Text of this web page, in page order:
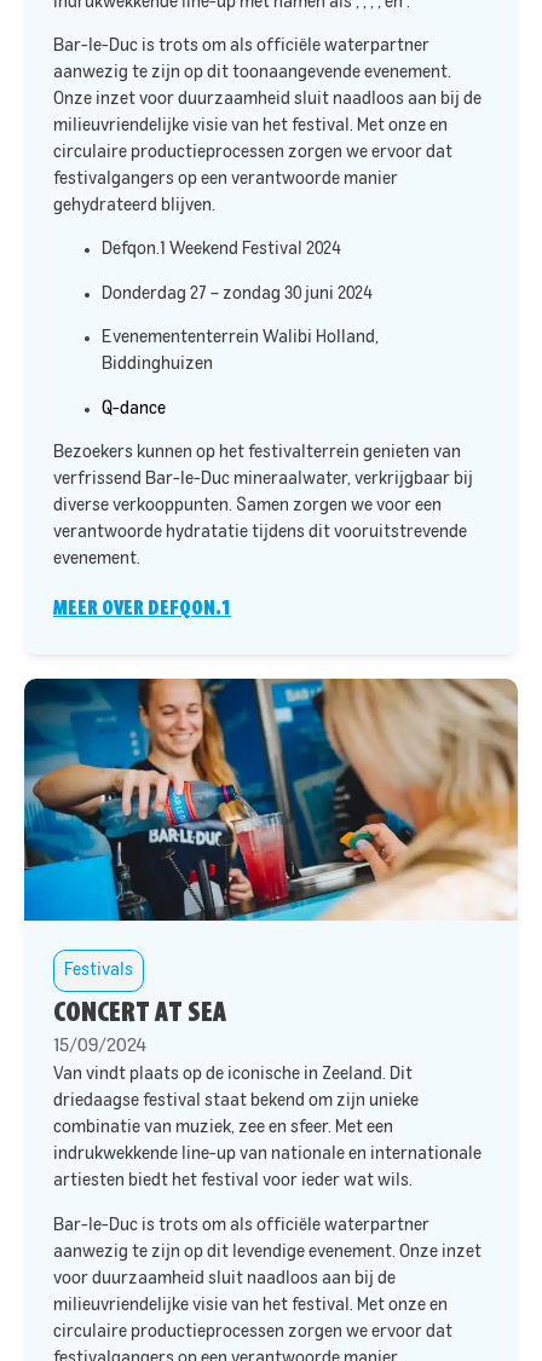
Bar-le-Duc is trots om als officiële waterpartner
aanwezig te zijn op dit toonaangevende evenement.
Onze inzet voor duurzaamheid sluit naadloos aan bij de
milieuvriendelijke visie van het festival. Met onze en
circulaire productieprocessen zorgen we ervoor dat
festivalgangers op een verantwoorde manier
gehydrateerd blijven.​
Defqon.1 Weekend Festival 2024
Donderdag 27 – zondag 30 juni 2024
Evenemententerrein Walibi Holland,
Biddinghuizen
Q-dance
Bezoekers kunnen op het festivalterrein genieten van
verfrissend Bar-le-Duc mineraalwater, verkrijgbaar bij
diverse verkooppunten. Samen zorgen we voor een
verantwoorde hydratatie tijdens dit vooruitstrevende
evenement.
MEER OVER DEFQON.1
Festivals
CONCERT AT SEA
15/09/2024
Van vindt plaats op de iconische in Zeeland. Dit
driedaagse festival staat bekend om zijn unieke
combinatie van muziek, zee en sfeer. Met een
indrukwekkende line-up van nationale en internationale
artiesten biedt het festival voor ieder wat wils.​
Bar-le-Duc is trots om als officiële waterpartner
aanwezig te zijn op dit levendige evenement. Onze inzet
voor duurzaamheid sluit naadloos aan bij de
milieuvriendelijke visie van het festival. Met onze en
circulaire productieprocessen zorgen we ervoor dat